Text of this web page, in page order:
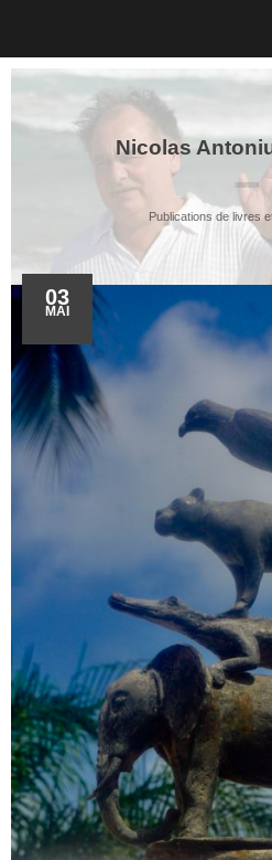
Nicolas
Publications de livres
03
MAI